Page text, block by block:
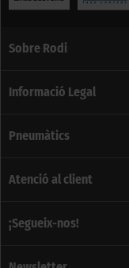
Sobre Rodi
Informació Legal
Pneumàtics
Atenció al client
¡Segueix-nos!